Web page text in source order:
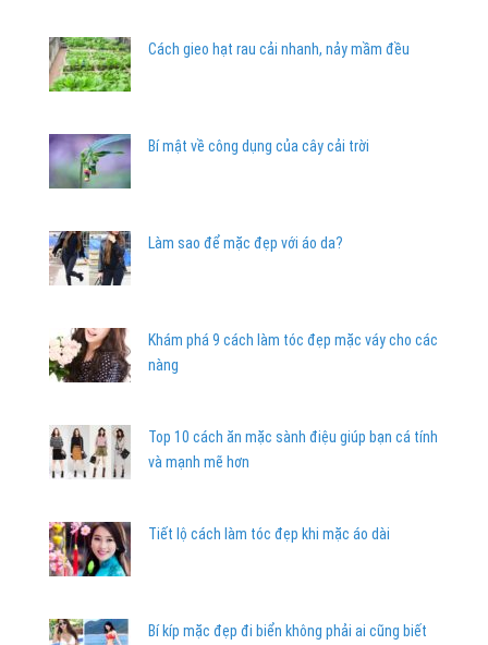
Cách gieo hạt rau cải nhanh, nảy mầm đều
Bí mật về công dụng của cây cải trời
Làm sao để mặc đẹp với áo da?
Khám phá 9 cách làm tóc đẹp mặc váy cho các
nàng
Top 10 cách ăn mặc sành điệu giúp bạn cá tính
và mạnh mẽ hơn
Tiết lộ cách làm tóc đẹp khi mặc áo dài
Bí kíp mặc đẹp đi biển không phải ai cũng biết